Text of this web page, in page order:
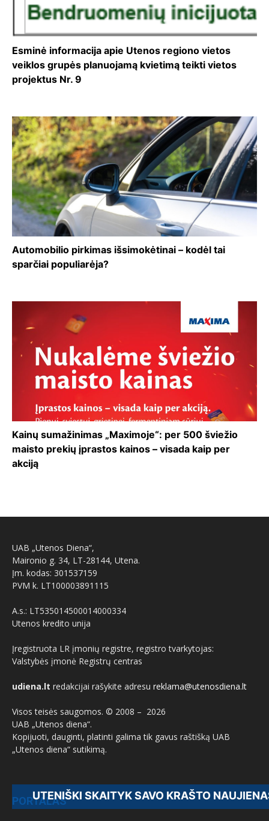
Esminė informacija apie Utenos regiono vietos
veiklos grupės planuojamą kvietimą teikti vietos
projektus Nr. 9
Automobilio pirkimas išsimokėtinai – kodėl tai
sparčiai populiarėja?
Kainų sumažinimas „Maximoje“: per 500 šviežio
maisto prekių įprastos kainos – visada kaip per
akciją
UAB „Utenos Diena“,
Maironio g. 34, LT-28144, Utena.
Įm. kodas: 301537159
PVM k. LT100003891115
A.s.: LT535014500014000334
Utenos kredito unija
Įregistruota LR įmonių registre, registro tvarkytojas:
Valstybės įmonė Registrų centras
udiena.lt redakcijai rašykite adresu reklama@utenosdiena.lt
Visos teisės saugomos. © 2008 – 2026
UAB „Utenos diena“.
Kopijuoti, dauginti, platinti galima tik gavus raštišką UAB
„Utenos diena“ sutikimą.
PORTALAS
SKAITYK SAVO KRAŠTO NAUJIENAS -